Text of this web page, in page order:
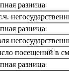
разница
разница
посещений в
разница